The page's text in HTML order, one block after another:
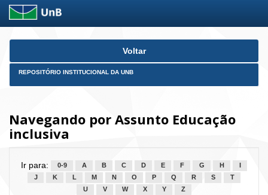
Skip
Voltar
REPOSITÓRIO INSTITUCIONAL DA UNB
Navegando por Assunto Educação
inclusiva
Ir para: 0-9 A B C D E F G H
J
K L M N O P Q R S
T
U
V W X Y Z